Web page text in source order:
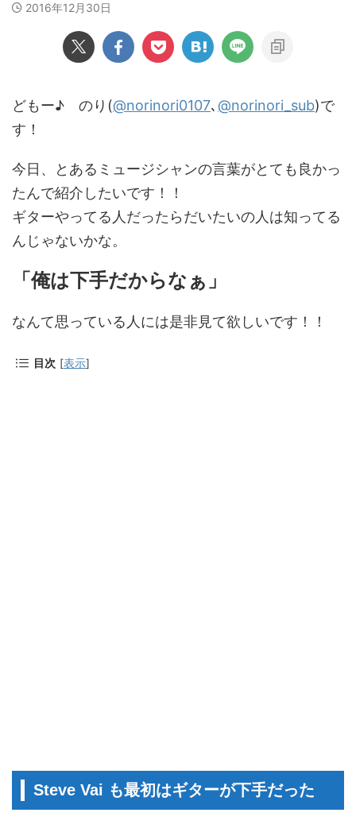
2016年12月30日
どもー♪ のり(@norinori0107､ @norinori_sub)で
す！
今日、とあるミュージシャンの言葉がとても良かっ
たんで紹介したいです！！
ギターやってる人だったらだいたいの人は知ってる
んじゃないかな。
「俺は下手だからなぁ」
なんて思っている人には是非見て欲しいです！！
目次 [表示]
Steve Vai も最初はギターが下手だった